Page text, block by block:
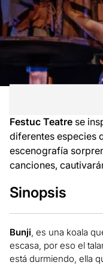
Festuc Teatrese
diferentes especies
escenografía
canciones,
Sinopsis
Bunji , es una koala
escasa, por eso el
está durmiendo, ella